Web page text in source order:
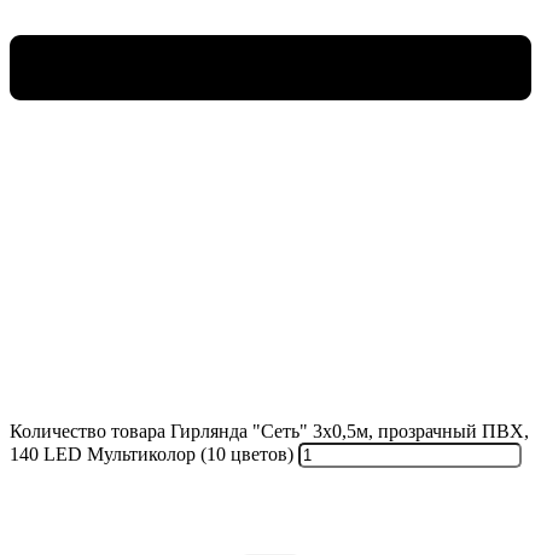
Количество товара Гирлянда "Сеть" 3х0,5м, прозрачный ПВХ,
140 LED Мультиколор (10 цветов)